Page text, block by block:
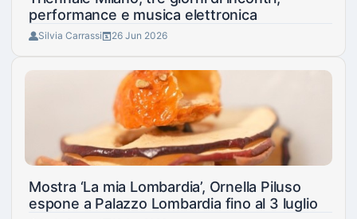
performance e musica elettronica
Silvia Carrassi 26 Jun 2026
Mostra ‘La mia Lombardia’, Ornella Piluso
espone a Palazzo Lombardia fino al 3 luglio